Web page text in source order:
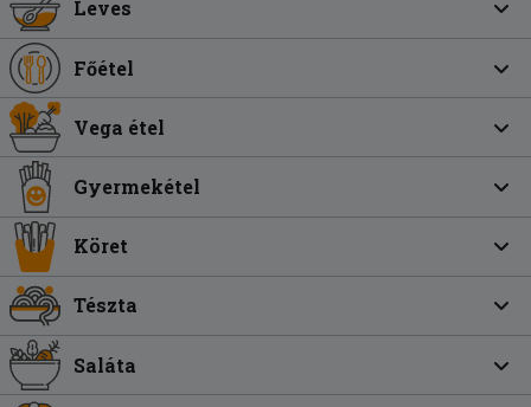
Leves
Főétel
Vega étel
Gyermekétel
Köret
Tészta
Saláta